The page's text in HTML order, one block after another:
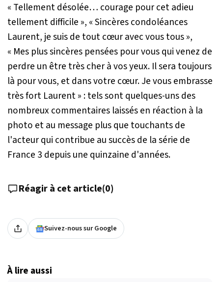
« Tellement désolée… courage pour cet adieu
tellement difficile », « Sincères condoléances
Laurent, je suis de tout cœur avec vous tous »,
« Mes plus sincères pensées pour vous qui venez de
perdre un être très cher à vos yeux. Il sera toujours
là pour vous, et dans votre cœur. Je vous embrasse
très fort Laurent » : tels sont quelques-uns des
nombreux commentaires laissés en réaction à la
photo et au message plus que touchants de
l'acteur qui contribue au succès de la série de
France 3 depuis une quinzaine d'années.
Réagir à cet article(0)
Suivez-nous sur Google
À lire aussi